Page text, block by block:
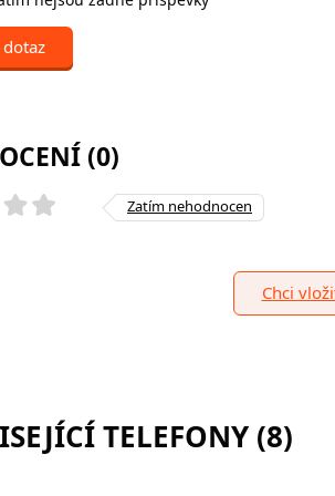
(0)
Zatím nehodnocen
Chci
TELEFONY (8)